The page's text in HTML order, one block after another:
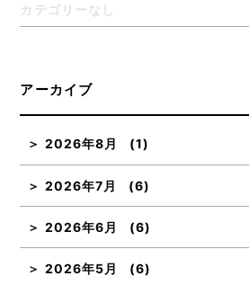
カテゴリーなし
アーカイブ
2026年8月 (1)
2026年7月 (6)
2026年6月 (6)
2026年5月 (6)